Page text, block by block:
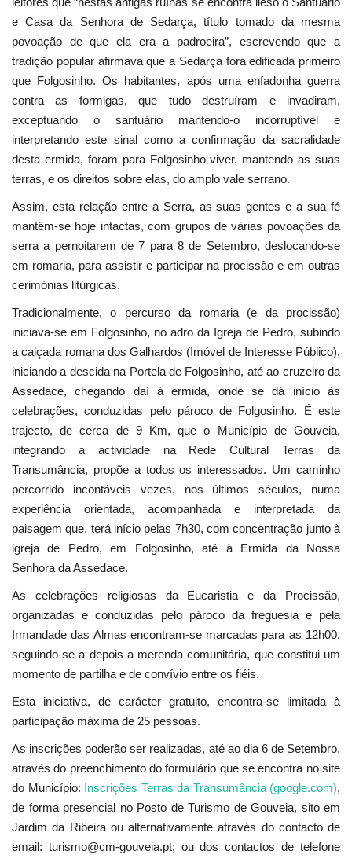
e Casa da Senhora de Sedarça, título tomado da mesma
povoação de que ela era a padroeira”, escrevendo que a
tradição popular afirmava que a Sedarça fora edificada primeiro
que Folgosinho. Os habitantes, após uma enfadonha guerra
contra as formigas, que tudo destruíram e invadiram,
exceptuando o santuário mantendo-o incorruptível e
interpretando este sinal como a confirmação da sacralidade
desta ermida, foram para Folgosinho viver, mantendo as suas
terras, e os direitos sobre elas, do amplo vale serrano.
Assim, esta relação entre a Serra, as suas gentes e a sua fé
mantêm-se hoje intactas, com grupos de várias povoações da
serra a pernoitarem de 7 para 8 de Setembro, deslocando-se
em romaria, para assistir e participar na procissão e em outras
cerimónias litúrgicas.
Tradicionalmente, o percurso da romaria (e da procissão)
iniciava-se em Folgosinho, no adro da Igreja de Pedro, subindo
a calçada romana dos Galhardos (Imóvel de Interesse Público),
iniciando a descida na Portela de Folgosinho, até ao cruzeiro da
Assedace, chegando daí à ermida, onde se dá início às
celebrações, conduzidas pelo pároco de Folgosinho. É este
trajecto, de cerca de 9 Km, que o Município de Gouveia,
integrando a actividade na Rede Cultural Terras da
Transumância, propõe a todos os interessados. Um caminho
percorrido incontáveis vezes, nos últimos séculos, numa
experiência orientada, acompanhada e interpretada da
paisagem que, terá início pelas 7h30, com concentração junto à
igreja de Pedro, em Folgosinho, até à Ermida da Nossa
Senhora da Assedace.
As celebrações religiosas da Eucaristia e da Procissão,
organizadas e conduzidas pelo pároco da freguesia e pela
Irmandade das Almas encontram-se marcadas para as 12h00,
seguindo-se a depois a merenda comunitária, que constitui um
momento de partilha e de convívio entre os fiéis.
Esta iniciativa, de carácter gratuito, encontra-se limitada à
participação máxima de 25 pessoas.
As inscrições poderão ser realizadas, até ao dia 6 de Setembro,
através do preenchimento do formulário que se encontra no site
do Município: Inscrições Terras da Transumância (google.com),
de forma presencial no Posto de Turismo de Gouveia, sito em
Jardim da Ribeira ou alternativamente através do contacto de
email: turismo@cm-gouveia.pt; ou dos contactos de telefone